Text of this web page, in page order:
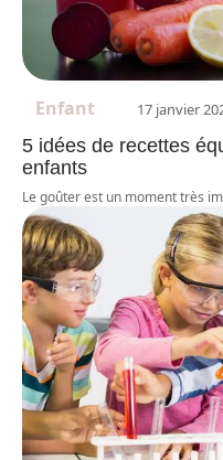
Enfant 17 janvier
5 idées de recettes
enfants
Le goûter est un moment très